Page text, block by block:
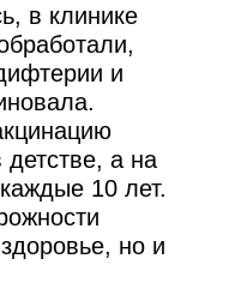
в клинике
и
детстве, а на
10 лет.
но и